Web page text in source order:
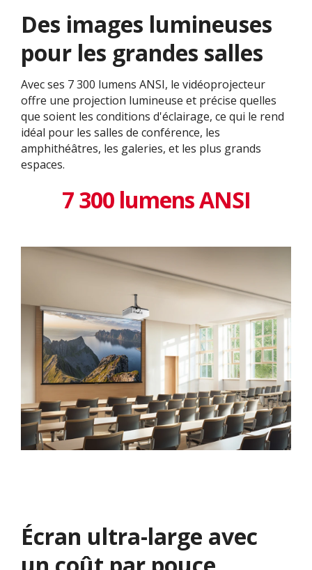
Des images lumineuses
pour les grandes salles
Avec ses 7 300 lumens ANSI, le vidéoprojecteur
offre une projection lumineuse et précise quelles
que soient les conditions d'éclairage, ce qui le rend
idéal pour les salles de conférence, les
amphithéâtres, les galeries, et les plus grands
espaces.
7 300 lumens ANSI
Écran ultra-large avec